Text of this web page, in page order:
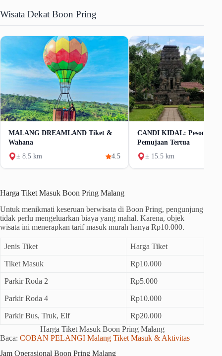
Wisata Dekat Boon Pring
MALANG DREAMLAND Tiket &
Wahana
± 8.5 km
4.5
CANDI KIDAL: Pesona
Pemujaan Tertua
± 15.5 km
Harga Tiket Masuk Boon Pring Malang
Untuk menikmati keseruan berwisata di Boon Pring, pengunjung
tidak perlu mengeluarkan biaya yang mahal. Karena, objek
wisata ini menerapkan tarif masuk murah hanya Rp10.000.
Jenis Tiket Harga Tiket
Tiket Masuk Rp10.000
Parkir Roda 2 Rp5.000
Parkir Roda 4 Rp10.000
Parkir Bus, Truk, Elf
Rp20.000
Harga Tiket Masuk Boon Pring Malang
Baca: COBAN PELANGI Malang Tiket Masuk & Aktivitas
Jam Operasional Boon Pring Malang